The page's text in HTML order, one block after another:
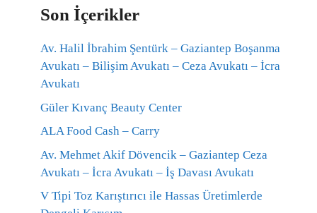
Son İçerikler
Av. Halil İbrahim Şentürk – Gaziantep Boşanma
Avukatı – Bilişim Avukatı – Ceza Avukatı – İcra
Avukatı
Güler Kıvanç Beauty Center
ALA Food Cash – Carry
Av. Mehmet Akif Dövencik – Gaziantep Ceza
Avukatı – İcra Avukatı – İş Davası Avukatı
V Tipi Toz Karıştırıcı ile Hassas Üretimlerde